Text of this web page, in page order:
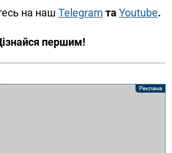
на наш Telegram та Youtube.
першим!